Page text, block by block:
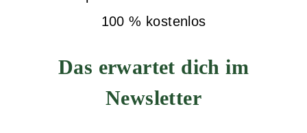
100 % kostenlos
Das erwartet dich im
Newsletter